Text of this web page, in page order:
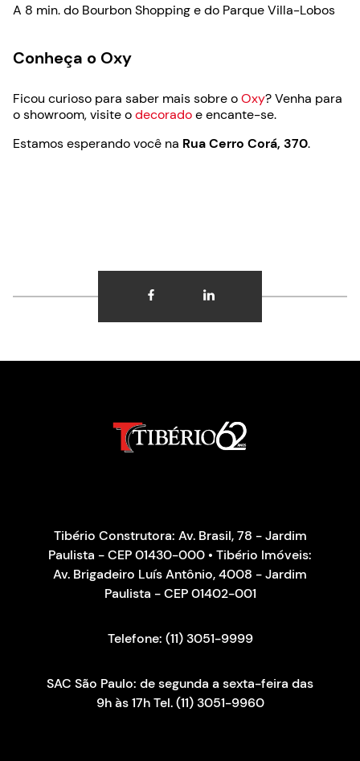
A 8 min. do Bourbon Shopping e do Parque Villa-Lobos
Conheça o Oxy
Ficou curioso para saber mais sobre oOxy? Venha para
o showroom, visite odecoradoe encante-se.
Estamos esperando você na Rua Cerro Corá, 370.
Tibério Construtora: Av. Brasil, 78 - Jardim
Paulista - CEP 01430-000 • Tibério Imóveis:
Av. Brigadeiro Luís Antônio, 4008 - Jardim
Paulista - CEP 01402-001
Telefone: (11) 3051-9999
SAC São Paulo: de segunda a sexta-feira das
9h às 17h Tel. (11) 3051-9960